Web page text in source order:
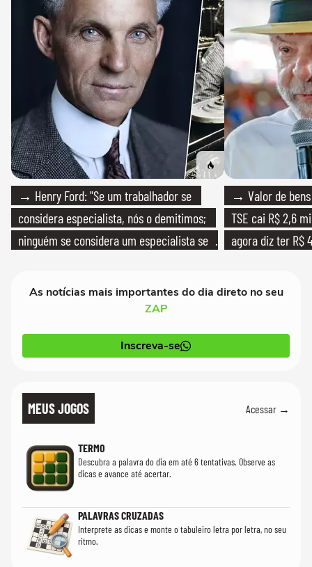
→ Henry Ford: "Se um trabalhador se
considera especialista, nós o demitimos;
ninguém se considera um especialista se
→ Valor de
TSE cai R$ 2,6
agora diz ter R$
As notícias mais importantes do dia direto no seu
ZAP
Inscreva-se
MEUS JOGOS Acessar →
TERMO
Descubra a palavra do dia em até 6 tentativas. Observe as
dicas e avance até acertar.
PALAVRAS CRUZADAS
Interprete as dicas e monte o tabuleiro letra por letra, no seu
ritmo.